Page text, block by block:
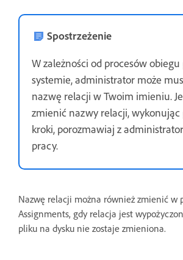
Spostrzeżenie
W zależności od procesów
systemie, administrator może
nazwę relacji w Twoim imieniu.
zmienić nazwy relacji, wykonując
kroki, porozmawiaj z
pracy.
Nazwę relacji można również zmienić w
Assignments, gdy relacja jest
pliku na dysku nie zostaje zmieniona.